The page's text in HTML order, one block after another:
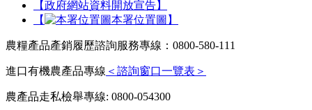
【政府網站資料開放宣告】
【
本署位置圖】
農糧產品產銷履歷諮詢服務專線：0800-580-111
進口有機農產品專線 ＜諮詢窗口一覽表＞
農產品走私檢舉專線: 0800-054300